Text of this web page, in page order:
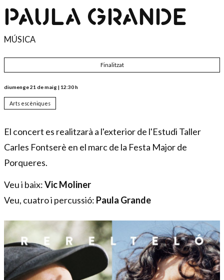
PAULA GRANDE
MÚSICA
Finalitzat
diumenge 21 de maig| 12:30 h
Arts escèniques
El concert es realitzarà a l'exterior de l'Estudi Taller
Carles Fontserè en el marc de la Festa Major de
Porqueres.
Veu i baix:Vic Moliner
Veu, cuatro i percussió: Paula Grande